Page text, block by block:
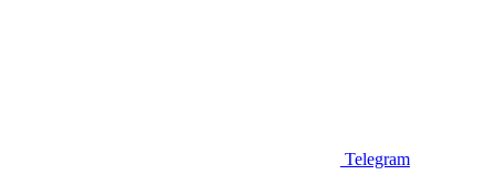
Telegram